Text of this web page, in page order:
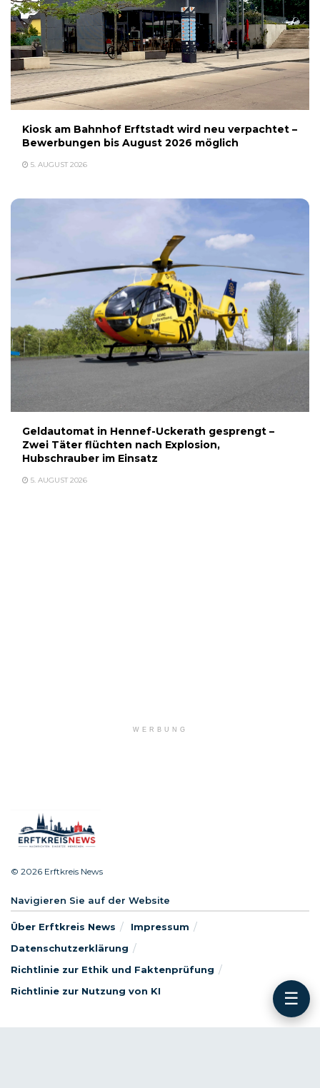
Kiosk am Bahnhof Erftstadt wird neu verpachtet –
Bewerbungen bis August 2026 möglich
5. AUGUST 2026
Geldautomat in Hennef-Uckerath gesprengt –
Zwei Täter flüchten nach Explosion,
Hubschrauber im Einsatz
5. AUGUST 2026
WERBUNG
© 2026 Erftkreis News
Navigieren Sie auf der Website
Über Erftkreis News
Impressum
Datenschutzerklärung
Richtlinie zur Ethik und Faktenprüfung
Richtlinie zur Nutzung von KI
☰